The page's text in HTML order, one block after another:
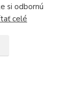
si odbornú
celé